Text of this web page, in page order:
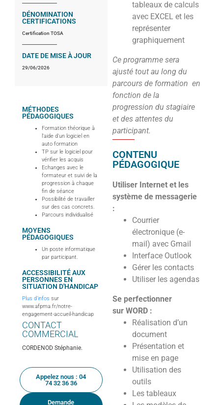
DÉNOMINATION
CERTIFICATIONS
Certification TOSA
DATE DE MISE À JOUR
29/06/2026
MÉTHODES
PÉDAGOGIQUES
Formation théorique à
l’aide d’un logiciel en
auto formation
TP sur le logiciel pour
vérifier les acquis
Echanges avec le
formateur et suivi de la
progression à chaque
fin de séance
Possibilité de travailler
sur des cas concrets.
Parcours individualisé
MOYENS
PÉDAGOGIQUES
Un poste informatique
par participant.
ACCESSIBILITÉ AUX
PERSONNES EN
SITUATION D'HANDICAP
Plus d’infos sur
www.afpma.fr/notre-
engagement-accueil-handicap
CONTACT
COMMERCIAL
CORDENOD Stéphanie.
Appelez nous : 04
74 32 36 36
Demande
tableaux de calculs
avec EXCEL et les
représenter
graphiquement
Ce programme sera
ajusté tout au long du
parcours de formation en
fonction de la
progression du stagiaire
et des attentes du
participant.
CONTENU
PÉDAGOGIQUE
Utiliser Internet et les
système de messagerie
:
Courrier
électronique (e-
mail) avec GmaiI
Interface Outlook
Gérer les contacts
Utiliser les agendas
Se perfectionner
sur WORD :
Réalisation d’un
document
Présentation et
mise en page
Utilisation des
outils
Les tableaux